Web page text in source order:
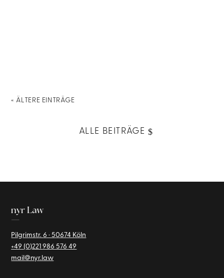
« ÄLTERE EINTRÄGE
ALLE BEITRÄGE
nyr Law
—
Pilgrimstr. 6 · 50674 Köln
+49 (0)221986 576 49
mail@nyr.law